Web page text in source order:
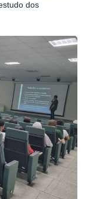
dos